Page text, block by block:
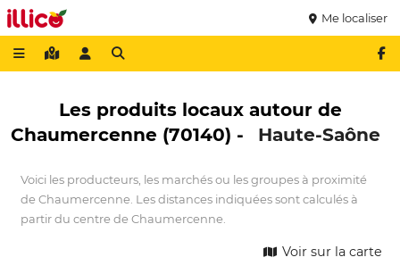
Me localiser
Les produits locaux autour de
Chaumercenne (70140) -
Haute-Saône
Voici les producteurs, les marchés ou les groupes à proximité
de Chaumercenne. Les distances indiquées sont calculés à
partir du centre de Chaumercenne.
Voir sur la carte